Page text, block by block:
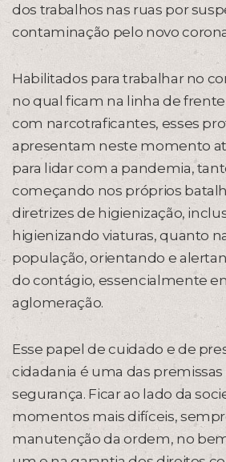
dos trabalhos nas ruas por
contaminação pelo novo
Habilitados para trabalhar no
no qual ficam na linha de
com narcotraficantes, esses
apresentam neste momento
para lidar com a pandemia,
começando nos próprios
diretrizes de higienização,
higienizando viaturas, quanto
população, orientando e
do contágio, essencialmente
aglomeração.
Esse papel de cuidado e de
cidadania é uma das premissas
segurança. Ficar ao lado da
momentos mais difíceis,
manutenção da ordem, no